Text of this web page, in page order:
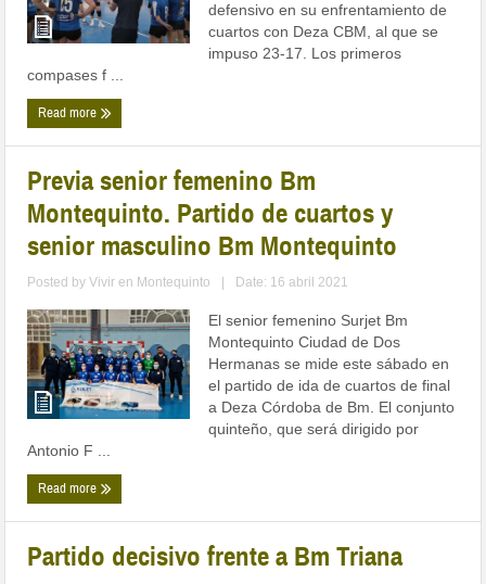
defensivo en su enfrentamiento de
cuartos con Deza CBM, al que se
impuso 23-17. Los primeros
compases f ...
Read more
Previa senior femenino Bm
Montequinto. Partido de cuartos y
senior masculino Bm Montequinto
Posted byVivir en Montequinto Date: 16 abril 2021
El senior femenino Surjet Bm
Montequinto Ciudad de Dos
Hermanas se mide este sábado en
el partido de ida de cuartos de final
a Deza Córdoba de Bm. El conjunto
quinteño, que será dirigido por
Antonio F ...
Read more
Partido decisivo frente a Bm Triana